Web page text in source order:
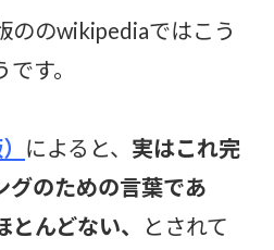
ののwikipediaではこう
す。
によると、 実はこれ完
グのための言葉であ
んどない、
とされて